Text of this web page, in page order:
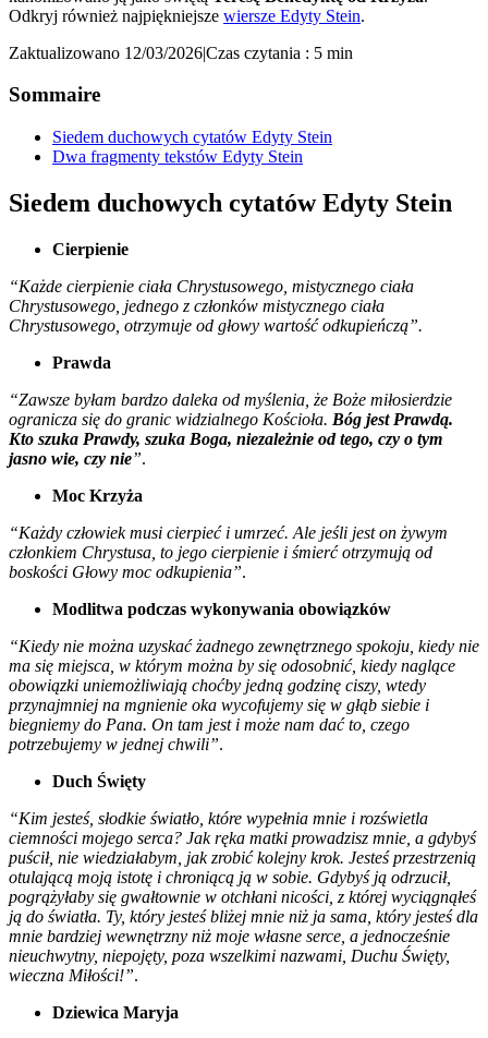
Odkryj również najpiękniejsze wiersze Edyty Stein.
Zaktualizowano 12/03/2026|Czas czytania : 5 min
Sommaire
Siedem duchowych cytatów Edyty Stein
Dwa fragmenty tekstów Edyty Stein
Siedem duchowych cytatów Edyty Stein
Cierpienie
“Każde cierpienie ciała Chrystusowego, mistycznego ciała
Chrystusowego, jednego z członków mistycznego ciała
Chrystusowego, otrzymuje od głowy wartość odkupieńczą”.
Prawda
“Zawsze byłam bardzo daleka od myślenia, że Boże miłosierdzie
ogranicza się do granic widzialnego Kościoła. Bóg jest Prawdą.
Kto szuka Prawdy, szuka Boga, niezależnie od tego, czy o tym
jasno wie, czy nie”.
Moc Krzyża
“Każdy człowiek musi cierpieć i umrzeć. Ale jeśli jest on żywym
członkiem Chrystusa, to jego cierpienie i śmierć otrzymują od
boskości Głowy moc odkupienia”.
Modlitwa podczas wykonywania obowiązków
“Kiedy nie można uzyskać żadnego zewnętrznego spokoju, kiedy nie
ma się miejsca, w którym można by się odosobnić, kiedy naglące
obowiązki uniemożliwiają choćby jedną godzinę ciszy, wtedy
przynajmniej na mgnienie oka wycofujemy się w głąb siebie i
biegniemy do Pana. On tam jest i może nam dać to, czego
potrzebujemy w jednej chwili”.
Duch Święty
“Kim jesteś, słodkie światło, które wypełnia mnie i rozświetla
ciemności mojego serca? Jak ręka matki prowadzisz mnie, a gdybyś
puścił, nie wiedziałabym, jak zrobić kolejny krok. Jesteś przestrzenią
otulającą moją istotę i chroniącą ją w sobie. Gdybyś ją odrzucił,
pogrążyłaby się gwałtownie w otchłani nicości, z której wyciągnąłeś
ją do światła. Ty, który jesteś bliżej mnie niż ja sama, który jesteś dla
mnie bardziej wewnętrzny niż moje własne serce, a jednocześnie
nieuchwytny, niepojęty, poza wszelkimi nazwami, Duchu Święty,
wieczna Miłości!”.
Dziewica Maryja